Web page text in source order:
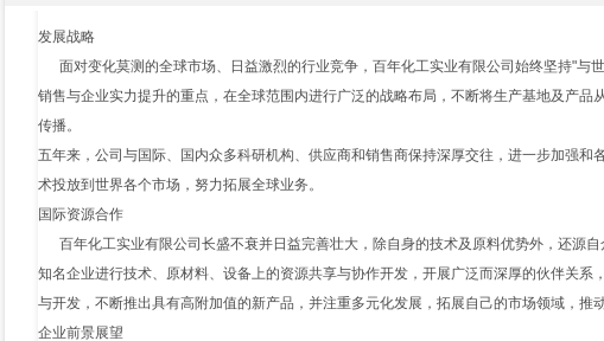
发展战略
面对变化莫测的全球市场、日益激烈的行业竞争，百年化工实业有限公司始终坚持"与
销售与企业实力提升的重点，在全球范围内进行广泛的战略布局，不断将生产基地及产
传播。
五年来，公司与国际、国内众多科研机构、供应商和销售商保持深厚交往，进一步加强
术投放到世界各个市场，努力拓展全球业务。
国际资源合作
百年化工实业有限公司长盛不衰并日益完善壮大，除自身的技术及原料优势外，还源
知名企业进行技术、原材料、设备上的资源共享与协作开发，开展广泛而深厚的伙伴关
与开发，不断推出具有高附加值的新产品，并注重多元化发展，拓展自己的市场领域，推
企业前景展望